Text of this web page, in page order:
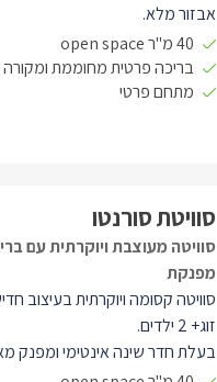
סוויטת סורנטו
סוויטה מעוצבת ויוקרתית עם
מפנקת
סוויטה קסומה ויוקרתית בעיצוב
זוג+ 2 ילדים.
בעלת חדר שינה אינטימי ומפנק
אבזור מלא.
החדר השינה שבו תמצאו מיטה
אלחוטי.
40 מ"ר open space
בריכה פרטית מחוממת
מתחם פרטי